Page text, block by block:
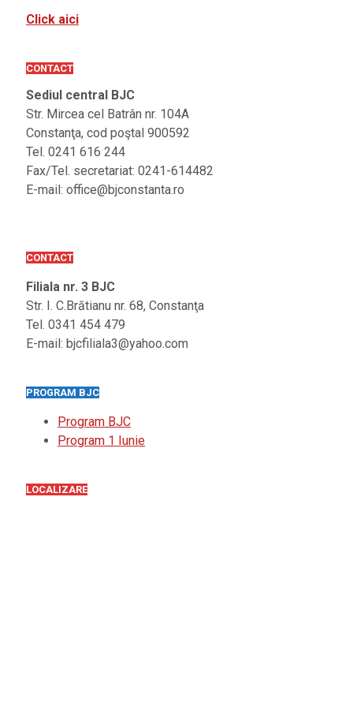
Click aici
CONTACT
Sediul central BJC
Str. Mircea cel Batrân nr. 104A
Constanţa, cod poştal 900592
Tel. 0241 616 244
Fax/Tel. secretariat: 0241-614482
E-mail: office@bjconstanta.ro
CONTACT
Filiala nr. 3 BJC
Str. I. C.Brătianu nr. 68, Constanţa
Tel. 0341 454 479
E-mail: bjcfiliala3@yahoo.com
PROGRAM BJC
Program BJC
Program 1 Iunie
LOCALIZARE